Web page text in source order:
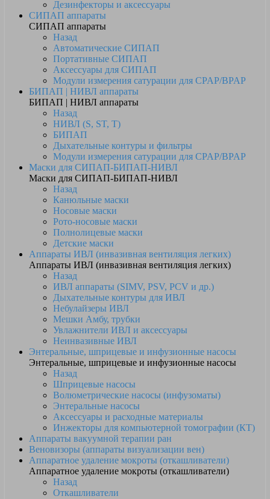
Дезинфекторы и аксессуары
СИПАП аппараты
СИПАП аппараты
Назад
Автоматические СИПАП
Портативные СИПАП
Аксессуары для СИПАП
Модули измерения сатурации для CPAP/BPAP
БИПАП | НИВЛ аппараты
БИПАП | НИВЛ аппараты
Назад
НИВЛ (S, ST, T)
БИПАП
Дыхательные контуры и фильтры
Модули измерения сатурации для CPAP/BPAP
Маски для СИПАП-БИПАП-НИВЛ
Маски для СИПАП-БИПАП-НИВЛ
Назад
Канюльные маски
Носовые маски
Рото-носовые маски
Полнолицевые маски
Детские маски
Аппараты ИВЛ (инвазивная вентиляция легких)
Аппараты ИВЛ (инвазивная вентиляция легких)
Назад
ИВЛ аппараты (SIMV, PSV, PCV и др.)
Дыхательные контуры для ИВЛ
Небулайзеры ИВЛ
Мешки Амбу, трубки
Увлажнители ИВЛ и аксессуары
Неинвазивные ИВЛ
Энтеральные, шприцевые и инфузионные насосы
Энтеральные, шприцевые и инфузионные насосы
Назад
Шприцевые насосы
Волюметрические насосы (инфузоматы)
Энтеральные насосы
Аксессуары и расходные материалы
Инжекторы для компьютерной томографии (КТ)
Аппараты вакуумной терапии ран
Веновизоры (аппараты визуализации вен)
Аппаратное удаление мокроты (откашливатели)
Аппаратное удаление мокроты (откашливатели)
Назад
Откашливатели